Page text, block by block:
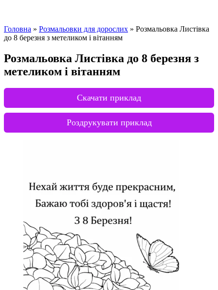
Головна » Розмальовки для дорослих » Розмальовка Листівка
до 8 березня з метеликом і вітанням
Розмальовка Листівка до 8 березня з
метеликом і вітанням
Скачати приклад
Роздрукувати приклад